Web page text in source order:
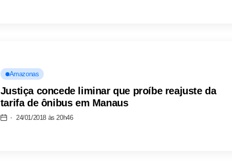
Amazonas
Justiça concede liminar que proíbe reajuste da
tarifa de ônibus em Manaus
24/01/2018 às 20h46